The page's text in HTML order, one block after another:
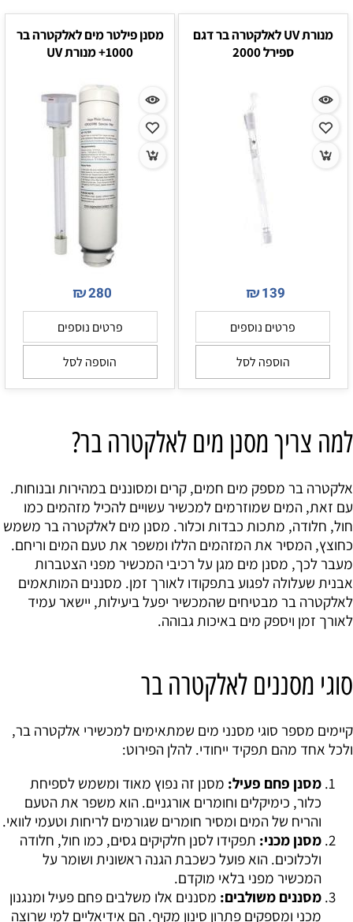
מנורת UV לאלקטרה בר דגם
ספירל 2000
₪139
פרטים נוספים
הוספה לסל
מסנן פילטר מים לאלקטרה בר
1000+ מנורת UV
₪280
פרטים נוספים
הוספה לסל
למה צריך מסנן מים לאלקטרה בר?
אלקטרה בר מספק מים חמים, קרים ומסוננים במהירות ובנוחות.
עם זאת, המים שמוזרמים למכשיר עשויים להכיל מזהמים כמו
חול, חלודה, מתכות כבדות וכלור. מסנן מים לאלקטרה בר משמש
כחוצץ, המסיר את המזהמים הללו ומשפר את טעם המים וריחם.
מעבר לכך, מסנן מים מגן על רכיבי המכשיר מפני הצטברות
אבנית שעלולה לפגוע בתפקודו לאורך זמן. מסננים המותאמים
לאלקטרה בר מבטיחים שהמכשיר יפעל ביעילות, יישאר עמיד
לאורך זמן ויספק מים באיכות גבוהה.
סוגי מסננים לאלקטרה בר
קיימים מספר סוגי מסנני מים שמתאימים למכשירי אלקטרה בר,
ולכל אחד מהם תפקיד ייחודי. להלן הפירוט:
מסנן פחם פעיל: מסנן זה נפוץ מאוד ומשמש לספיחת
כלור, כימיקלים וחומרים אורגניים. הוא משפר את הטעם
והריח של המים ומסיר חומרים שגורמים לריחות וטעמי לוואי.
מסנן מכני: תפקידו לסנן חלקיקים גסים, כמו חול, חלודה
ולכלוכים. הוא פועל כשכבת הגנה ראשונית ושומר על
המכשיר מפני בלאי מוקדם.
מסננים משולבים: מסננים אלו משלבים פחם פעיל ומנגנון
מכני ומספקים פתרון סינון מקיף. הם אידיאליים למי שרוצה